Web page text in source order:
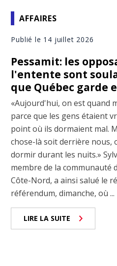
AFFAIRES
Publié le 14 juillet 2026
Pessamit: les
l'entente sont
que Québec garde
«Aujourd'hui, on est quand
parce que les gens étaient
point où ils dormaient mal.
chose-là soit derrière nous,
dormir durant les nuits.»
membre de la communauté
Côte-Nord, a ainsi salué le
référendum, dimanche, où ...
LIRE LA SUITE